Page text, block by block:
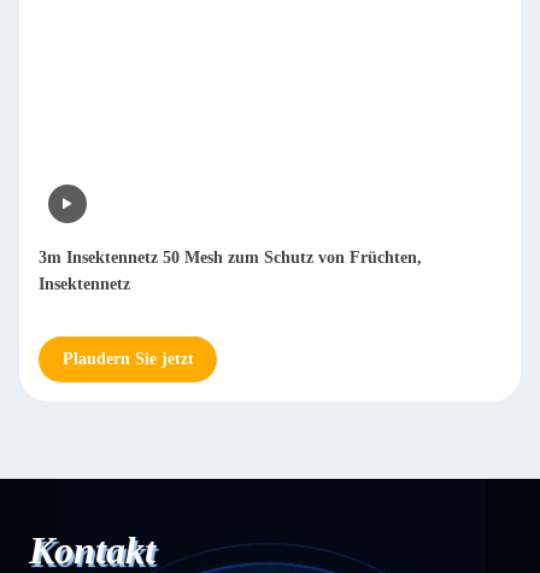
3m Insektennetz 50 Mesh zum Schutz von Früchten,
Insektennetz
Plaudern Sie jetzt
Kontakt